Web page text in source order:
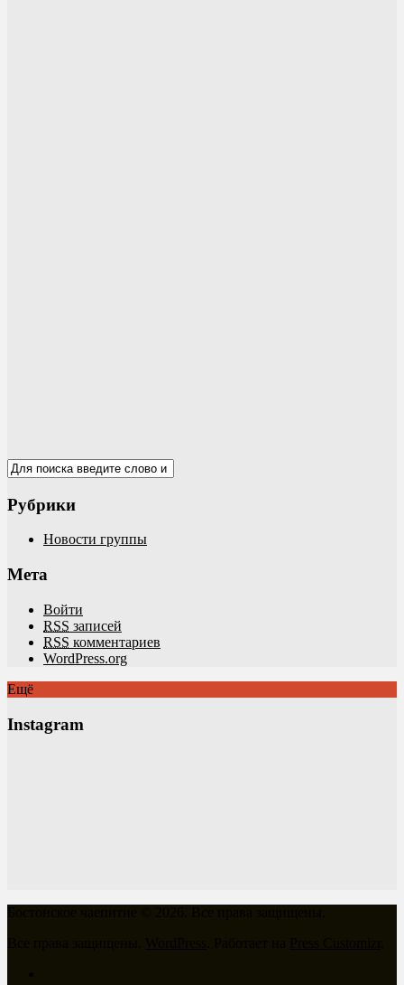
Рубрики
Новости группы
Мета
Войти
RSS записей
RSS комментариев
WordPress.org
Ещё
Instagram